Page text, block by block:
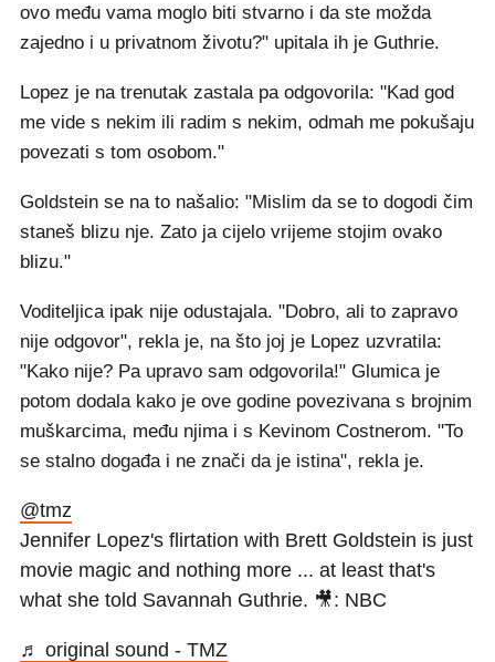
ovo među vama moglo biti stvarno i da ste možda
zajedno i u privatnom životu?" upitala ih je Guthrie.
Lopez je na trenutak zastala pa odgovorila: "Kad god
me vide s nekim ili radim s nekim, odmah me pokušaju
povezati s tom osobom."
Goldstein se na to našalio: "Mislim da se to dogodi čim
staneš blizu nje. Zato ja cijelo vrijeme stojim ovako
blizu."
Voditeljica ipak nije odustajala. "Dobro, ali to zapravo
nije odgovor", rekla je, na što joj je Lopez uzvratila:
"Kako nije? Pa upravo sam odgovorila!" Glumica je
potom dodala kako je ove godine povezivana s brojnim
muškarcima, među njima i s Kevinom Costnerom. "To
se stalno događa i ne znači da je istina", rekla je.
@tmz
Jennifer Lopez's flirtation with Brett Goldstein is just
movie magic and nothing more ... at least that's
what she told Savannah Guthrie. 🎥: NBC
♬ original sound - TMZ